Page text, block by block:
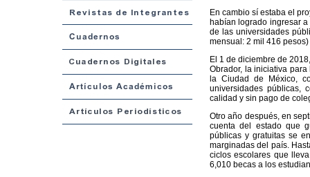
En cambio sí estaba el
habían logrado ingresar
de las universidades
mensual: 2 mil 416
El 1 de diciembre de
Obrador, la iniciativa
la Ciudad de México,
universidades públicas,
calidad y sin pago de
Otro año después, en
cuenta del estado que
públicas y gratuitas se
marginadas del país.
ciclos escolares que
6,010 becas a los